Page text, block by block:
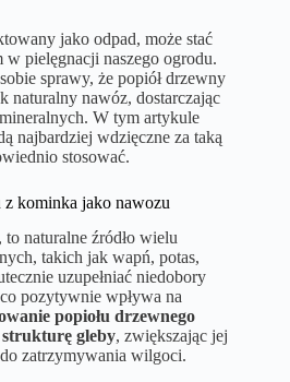
jako odpad, może stać
w pielęgnacji naszego ogrodu.
sprawy, że popiół drzewny
naturalny nawóz, dostarczając
W tym artykule
najbardziej wdzięczne za taką
stosować.
z kominka jako nawozu
naturalne źródło wielu
takich jak wapń, potas,
uzupełniać niedobory
pozytywnie wpływa na
popiołu drzewnego
gleby, zwiększając jej
zatrzymywania wilgoci.